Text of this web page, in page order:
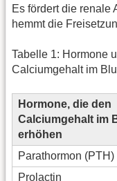
Es fördert die renale
hemmt die
Tabelle 1: Hormone
Calciumgehalt im
Hormone, die den
Calciumgehalt im
erhöhen
Parathormon (PTH)
Prolactin